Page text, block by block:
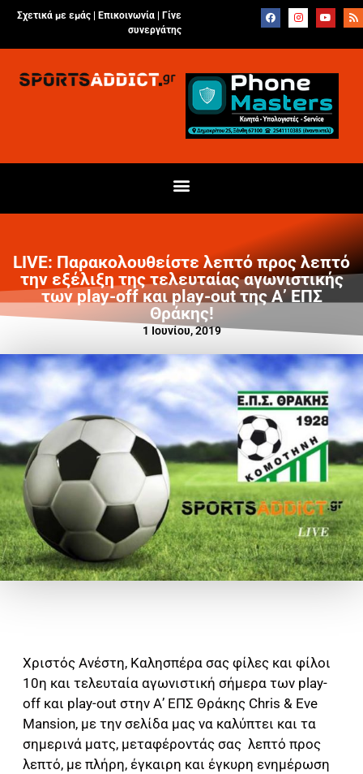
Σχετικά με εμάς | Επικοινωνία
Γίνε
συνεργάτης
LIVE: Παρακολουθείστε λεπτό προς λεπτό
την εξέλιξη της τελευταίας αγωνιστικής
των play-off και play-out της Α’ ΕΠΣ
Θράκης!
1 Ιουνίου, 2019
Χριστός Ανέστη, Καλησπέρα σας φίλες και φίλοι
10η και τελευταία αγωνιστική σήμερα των play-
off και play-out στην Α’ ΕΠΣ Θράκης Chris & Eve
Mansion, με την σελίδα μας να καλύπτει και τα
σημερινά ματς, μεταφέροντάς σας λεπτό προς
λεπτό, με πλήρη, έγκαιρη και έγκυρη ενημέρωση